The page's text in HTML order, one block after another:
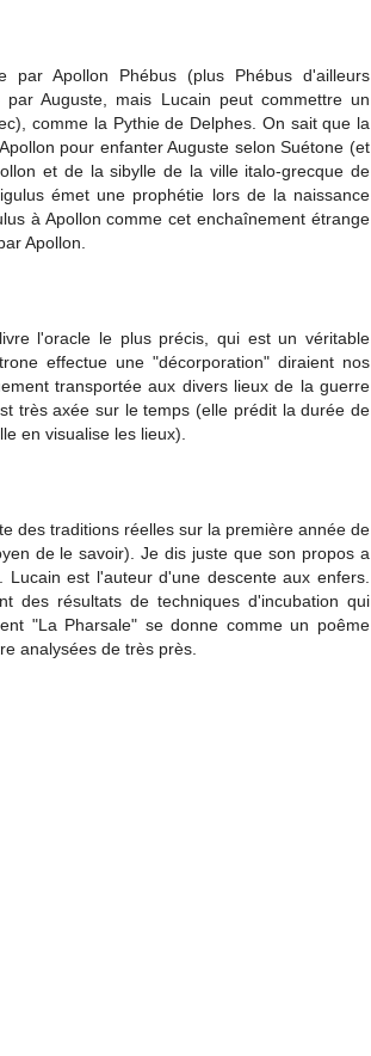
Apollon Phébus (plus Phébus d'ailleurs
Auguste, mais Lucain peut commettre un
comme la Pythie de Delphes. On sait que la
pour enfanter Auguste selon Suétone (et
et de la sibylle de la ville italo-grecque de
émet une prophétie lors de la naissance
à Apollon comme cet enchaînement étrange
Apollon.
l'oracle le plus précis, qui est un véritable
effectue une "décorporation" diraient nos
transportée aux divers lieux de la guerre
très axée sur le temps (elle prédit la durée de
en visualise les lieux).
des traditions réelles sur la première année de
de le savoir). Je dis juste que son propos a
est l'auteur d'une descente aux enfers.
des résultats de techniques d'incubation qui
"La Pharsale" se donne comme un poême
analysées de très près.